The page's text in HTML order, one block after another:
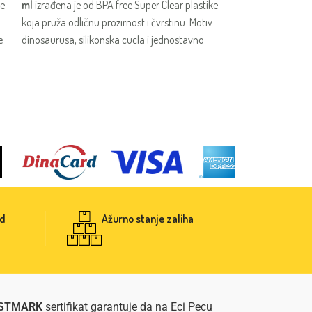
ml izrađena je od BPA free Super Clear plastike
koja pruža odličnu prozirnost i čvrstinu. Motiv
dinosaurusa, silikonska cucla i jednostavno
Ažurno stanje zaliha
sertifikat garantuje da na Eci Pecu